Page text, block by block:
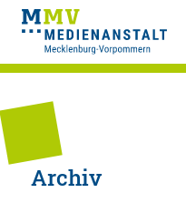
Archiv